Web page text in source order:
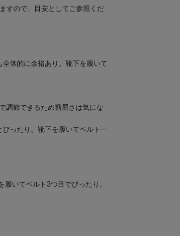
すので、目安としてご参照くだ
体的に余裕あり。靴下を履いて
調節できるため窮屈さは気にな
ったり。靴下を履いてベルト一
いてベルト3つ目でぴったり。